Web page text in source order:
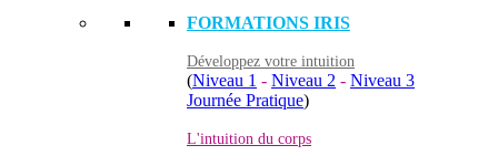
FORMATIONS IRIS
Développez votre intuition
(Niveau 1 - Niveau 2 - Niveau 3
Journée Pratique)
L'intuition du corps